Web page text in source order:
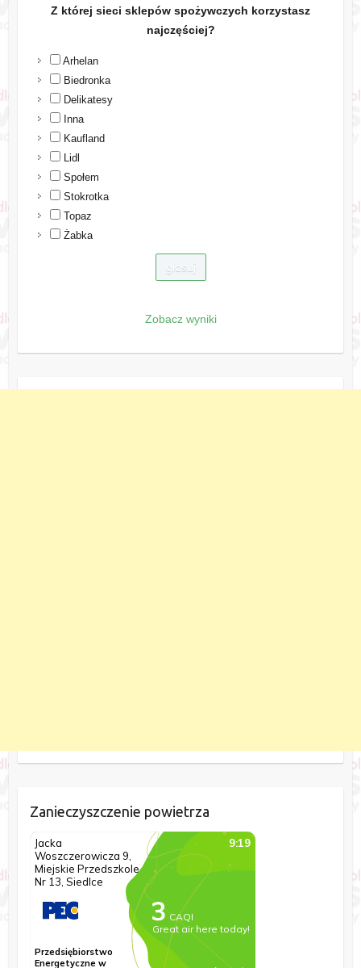
Z której sieci sklepów spożywczych korzystasz
najczęściej?
Arhelan
Biedronka
Delikatesy
Inna
Kaufland
Lidl
Społem
Stokrotka
Topaz
Żabka
Zobacz wyniki
Zanieczyszczenie powietrza